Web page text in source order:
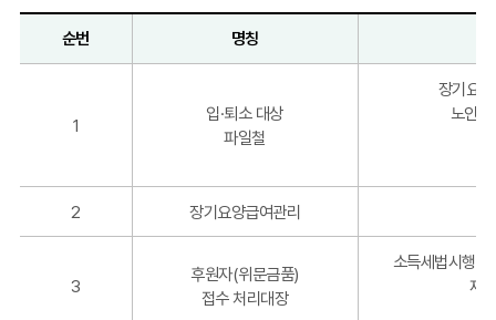
순번 명칭
1
입·퇴소 대상
파일철
장기요
노인
2 장기요양급여관리
3
후원자(위문금품)
접수 처리대장
소득세법시행
재